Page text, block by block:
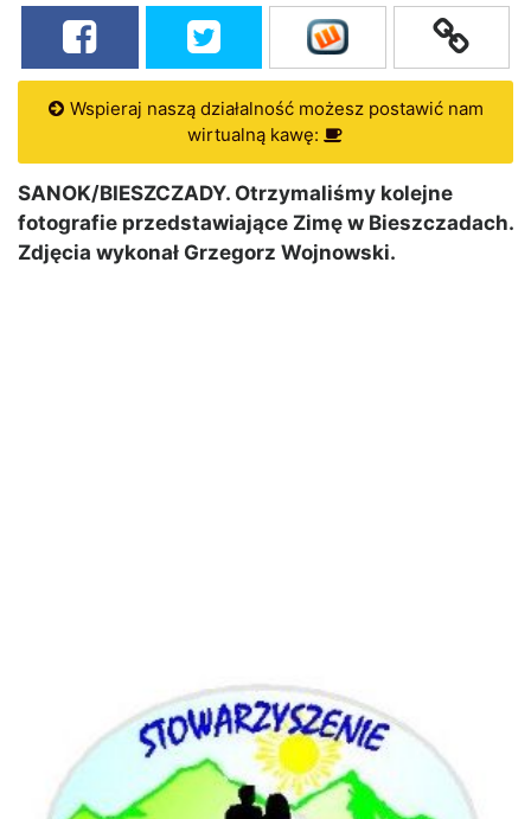
Wspieraj naszą działalność możesz postawić nam
wirtualną kawę:
SANOK/BIESZCZADY. Otrzymaliśmy kolejne
fotografie przedstawiające Zimę w Bieszczadach.
Zdjęcia wykonał Grzegorz Wojnowski.